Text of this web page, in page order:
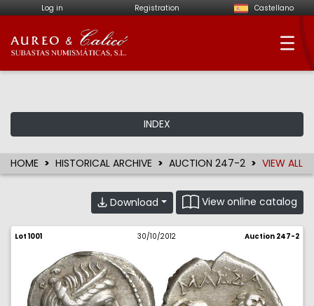
Log in Registration Castellano
Aureo & Calicó -
INDEX
HOME HISTORICAL ARCHIVE AUCTION 247-2 VIEW ALL
Download View online catalog
Lot 1001 30/10/2012 Auction 247-2